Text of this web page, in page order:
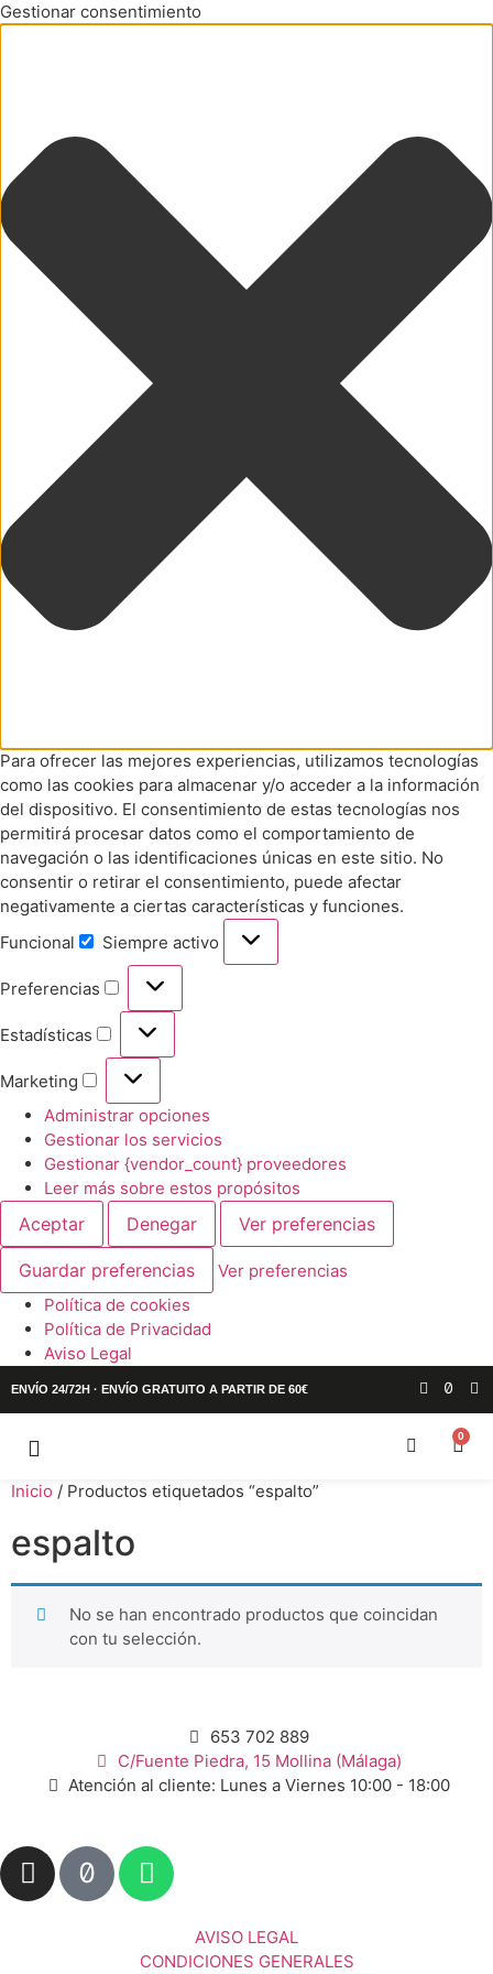
Gestionar consentimiento
Para ofrecer las mejores experiencias, utilizamos tecnologías
como las cookies para almacenar y/o acceder a la información
del dispositivo. El consentimiento de estas tecnologías nos
permitirá procesar datos como el comportamiento de
navegación o las identificaciones únicas en este sitio. No
consentir o retirar el consentimiento, puede afectar
negativamente a ciertas características y funciones.
Funcional
Siempre activo
Preferencias
Estadísticas
Marketing
Administrar opciones
Gestionar los servicios
Gestionar {vendor_count} proveedores
Leer más sobre estos propósitos
Aceptar Denegar Ver preferencias
Guardar preferencias
Ver preferencias
Política de cookies
Política de Privacidad
Aviso Legal
ENVÍO 24/72H · ENVÍO GRATUITO A PARTIR DE 60€
0
Inicio / Productos etiquetados “espalto”
espalto
No se han encontrado productos que coincidan
con tu selección.
653 702 889
C/Fuente Piedra, 15 Mollina (Málaga)
Atención al cliente: Lunes a Viernes 10:00 - 18:00
AVISO LEGAL
CONDICIONES GENERALES